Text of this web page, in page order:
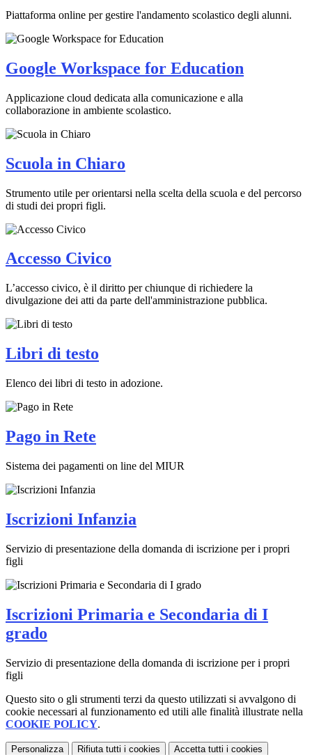
Piattaforma online per gestire l'andamento scolastico degli alunni.
Google Workspace for Education
Applicazione cloud dedicata alla comunicazione e alla
collaborazione in ambiente scolastico.
Scuola in Chiaro
Strumento utile per orientarsi nella scelta della scuola e del percorso
di studi dei propri figli.
Accesso Civico
L’accesso civico, è il diritto per chiunque di richiedere la
divulgazione dei atti da parte dell'amministrazione pubblica.
Libri di testo
Elenco dei libri di testo in adozione.
Pago in Rete
Sistema dei pagamenti on line del MIUR
Iscrizioni Infanzia
Servizio di presentazione della domanda di iscrizione per i propri
figli
Iscrizioni Primaria e Secondaria di I
grado
Servizio di presentazione della domanda di iscrizione per i propri
figli
Questo sito o gli strumenti terzi da questo utilizzati si avvalgono di
cookie necessari al funzionamento ed utili alle finalità illustrate nella
COOKIE POLICY.
Personalizza Rifiuta tutti i cookies Accetta tutti i cookies